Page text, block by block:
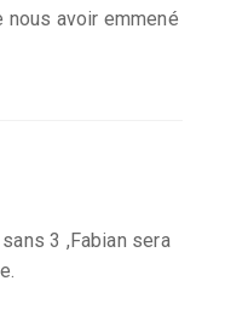
avoir emmené
3 ,Fabian sera